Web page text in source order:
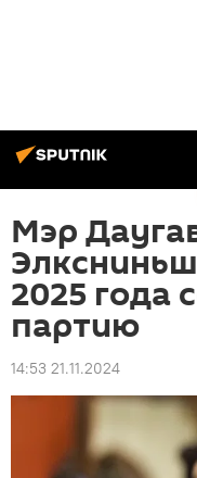
Мэр
2025 года
партию
14:53 21.11.2024